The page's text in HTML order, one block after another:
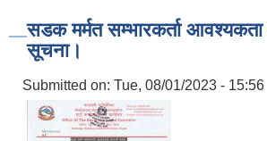
सडक मर्मत सम्भारकर्ता आवश्यकता
सूचना।
Submitted on: Tue, 08/01/2023 - 15:56